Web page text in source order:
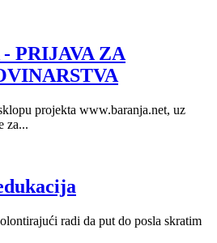
PRIJAVA ZA
projekta www.baranja.net, uz
za...
radi da put do posla skratim